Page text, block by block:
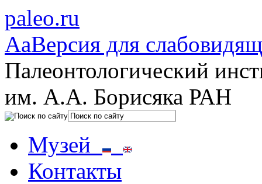
paleo.ru
AaВерсия для
Палеонтологический
им. А.А. Борисяка РАН
Музей
Контакты